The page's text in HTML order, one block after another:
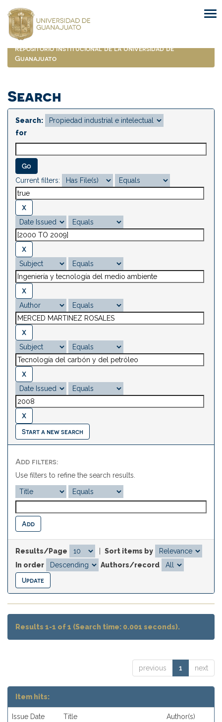
navigation
Repositorio Institucional de la Universidad de
Guanajuato
Search
Search:
for
Current filters:
Start a new search
Add filters:
Use filters to refine the search results.
Results/Page
Sort items by
In order
Authors/record
Results 1-1 of 1 (Search time: 0.001 seconds).
previous 1 next
Item hits:
Issue Date Title Author(s)